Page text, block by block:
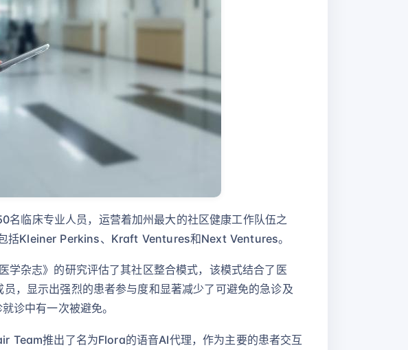
临床专业人员，运营着加州最大的社区健康工作队伍之
括Kleiner Perkins、Kraft Ventures和Next Ventures。
杂志》的研究评估了其社区整合模式，该模式结合了医
，显示出强烈的患者参与度和显著减少了可避免的急诊及
诊中有一次被避免。
Team推出了名为Flora的语音AI代理，作为主要的患者交互